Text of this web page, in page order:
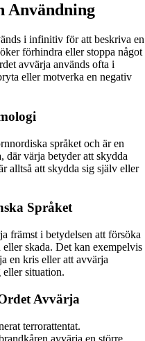
Användning
i infinitiv för att beskriva en
förhindra eller stoppa något
avvärja används ofta i
eller motverka en negativ
språket och är en
där värja betyder att skydda
alltså att skydda sig själv eller
Språket
främst i betydelsen att försöka
skada. Det kan exempelvis
en kris eller att avvärja
eller situation.
Avvärja
terrorattentat.
avvärja en större